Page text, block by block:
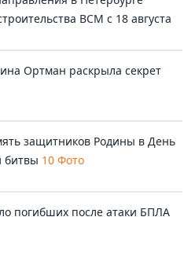
ВСМ с 18 августа
Ортман раскрыла секрет
защитников Родины в День
битвы 10 Фото
погибших после атаки БПЛА